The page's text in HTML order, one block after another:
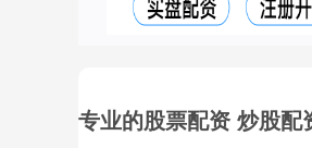
专业的股票配资 炒股